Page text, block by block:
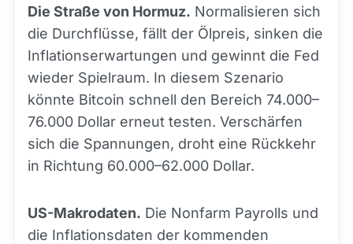
Die Straße von Hormuz. Normalisieren sich
die Durchflüsse, fällt der Ölpreis, sinken die
Inflationserwartungen und gewinnt die Fed
wieder Spielraum. In diesem Szenario
könnte Bitcoin schnell den Bereich 74.000–
76.000 Dollar erneut testen. Verschärfen
sich die Spannungen, droht eine Rückkehr
in Richtung 60.000–62.000 Dollar.
US-Makrodaten. Die Nonfarm Payrolls und
die Inflationsdaten der kommenden